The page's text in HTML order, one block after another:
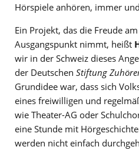
Hörspiele anhören, immer
Ein Projekt, das die Freude
Ausgangspunkt nimmt, heißt
wir in der Schweiz dieses
der Deutschen Stiftung
Grundidee war, dass sich
eines freiwilligen und
wie Theater-AG oder
eine Stunde mit
werden nicht einfach